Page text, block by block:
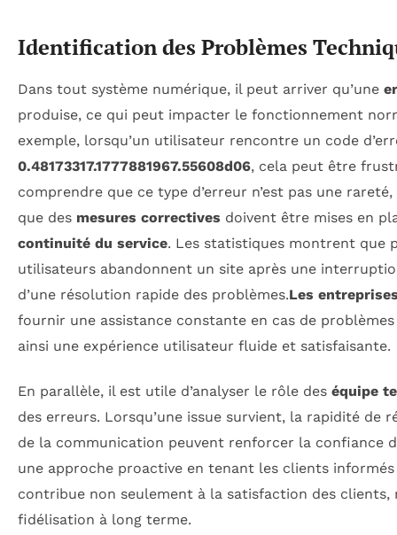
Identification des Problèmes
Dans tout système numérique, il peut arriver qu’une
produise, ce qui peut impacter le fonctionnement
exemple, lorsqu’un utilisateur rencontre un code
0.48173317.1777881967.55608d06, cela peut être
comprendre que ce type d’erreur n’est pas une
que des mesures correctives doivent être mises en
continuité du service. Les statistiques montrent que
utilisateurs abandonnent un site après une
d’une résolution rapide des problèmes.Les
fournir une assistance constante en cas de
ainsi une expérience utilisateur fluide et satisfaisante.
En parallèle, il est utile d’analyser le rôle des équipe
des erreurs. Lorsqu’une issue survient, la rapidité de
de la communication peuvent renforcer la confiance
une approche proactive en tenant les clients
contribue non seulement à la satisfaction des clients,
fidélisation à long terme.